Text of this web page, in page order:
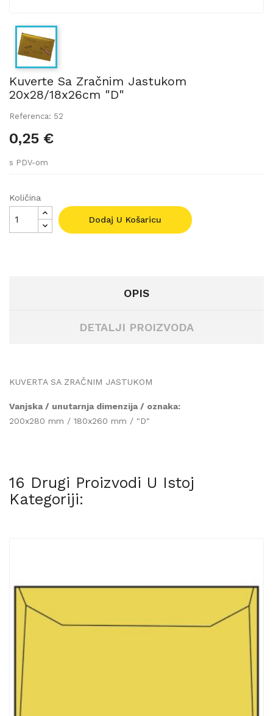
Kuverte Sa Zračnim Jastukom
20x28/18x26cm "D"
Referenca: 52
0,25 €
s PDV-om
Količina
Dodaj U Košaricu
OPIS
DETALJI PROIZVODA
KUVERTA SA ZRAČNIM JASTUKOM
Vanjska / unutarnja dimenzija / oznaka:
200x280 mm / 180x260 mm / "D"
16 Drugi Proizvodi U Istoj
Kategoriji: